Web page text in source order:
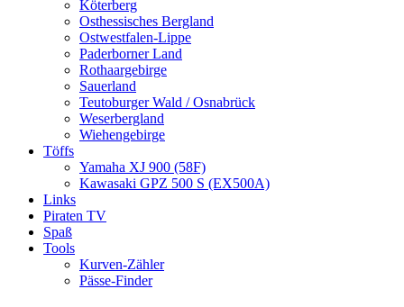
Köterberg
Osthessisches Bergland
Ostwestfalen-Lippe
Paderborner Land
Rothaargebirge
Sauerland
Teutoburger Wald / Osnabrück
Weserbergland
Wiehengebirge
Töffs
Yamaha XJ 900 (58F)
Kawasaki GPZ 500 S (EX500A)
Links
Piraten TV
Spaß
Tools
Kurven-Zähler
Pässe-Finder